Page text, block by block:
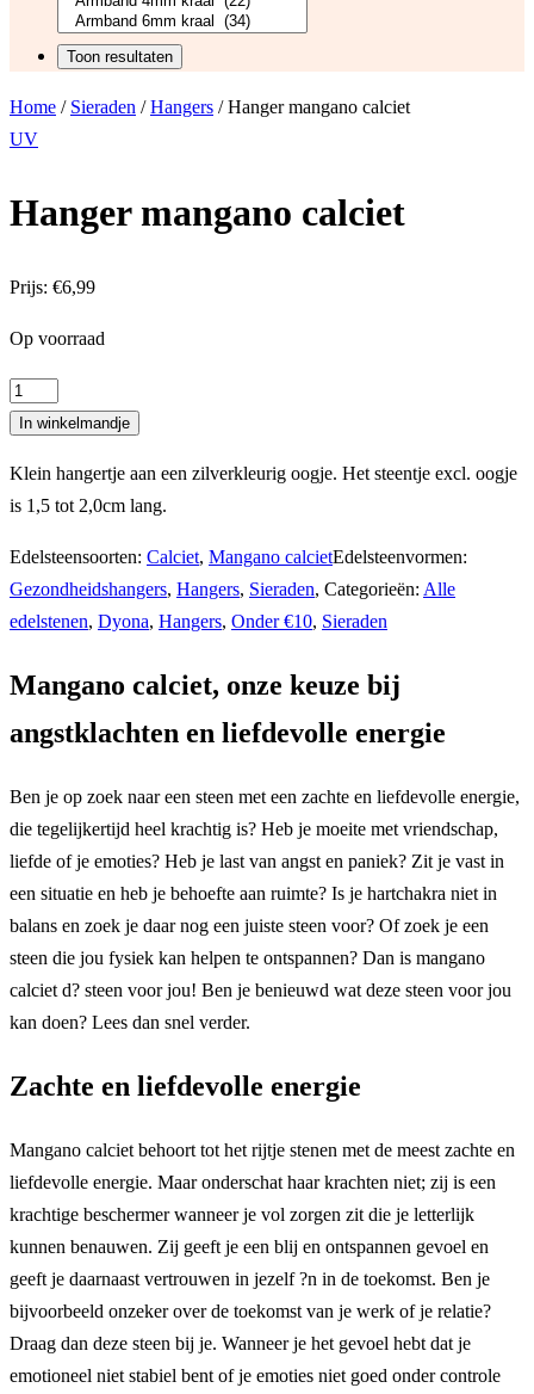
Home / Sieraden /Hangers / Hanger mangano calciet
UV
Hanger mangano calciet
Prijs: €6,99
Op voorraad
Hanger
mangano
aantal
In winkelmandje
Klein hangertje aan een zilverkleurig oogje. Het steentje excl. oogje
is 1,5 tot 2,0cm lang.
Edelsteensoorten: Calciet, Mangano calcietEdelsteenvormen:
Gezondheidshangers, Hangers, Sieraden, Categorieën: Alle
edelstenen, Dyona, Hangers, Onder €10, Sieraden
Mangano calciet, onze keuze bij
angstklachten en liefdevolle energie
Ben je op zoek naar een steen met een zachte en liefdevolle energie,
die tegelijkertijd heel krachtig is? Heb je moeite met vriendschap,
liefde of je emoties? Heb je last van angst en paniek? Zit je vast in
een situatie en heb je behoefte aan ruimte? Is je hartchakra niet in
balans en zoek je daar nog een juiste steen voor? Of zoek je een
steen die jou fysiek kan helpen te ontspannen? Dan is mangano
calciet d? steen voor jou! Ben je benieuwd wat deze steen voor jou
kan doen? Lees dan snel verder.
Zachte en liefdevolle energie
Mangano calciet behoort tot het rijtje stenen met de meest zachte en
liefdevolle energie. Maar onderschat haar krachten niet; zij is een
krachtige beschermer wanneer je vol zorgen zit die je letterlijk
kunnen benauwen. Zij geeft je een blij en ontspannen gevoel en
geeft je daarnaast vertrouwen in jezelf ?n in de toekomst. Ben je
bijvoorbeeld onzeker over de toekomst van je werk of je relatie?
Draag dan deze steen bij je. Wanneer je het gevoel hebt dat je
emotioneel niet stabiel bent of je emoties niet goed onder controle